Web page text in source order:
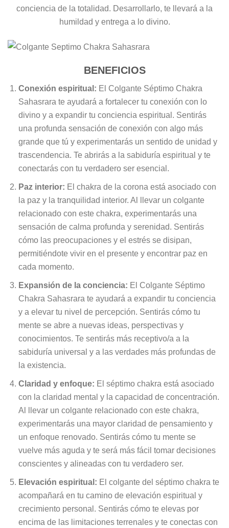
conciencia de la totalidad. Desarrollarlo, te llevará a la
humildad y entrega a lo divino.
BENEFICIOS
Conexión espiritual: El Colgante Séptimo Chakra
Sahasrara te ayudará a fortalecer tu conexión con lo
divino y a expandir tu conciencia espiritual. Sentirás
una profunda sensación de conexión con algo más
grande que tú y experimentarás un sentido de unidad y
trascendencia. Te abrirás a la sabiduría espiritual y te
conectarás con tu verdadero ser esencial.
Paz interior: El chakra de la corona está asociado con
la paz y la tranquilidad interior. Al llevar un colgante
relacionado con este chakra, experimentarás una
sensación de calma profunda y serenidad. Sentirás
cómo las preocupaciones y el estrés se disipan,
permitiéndote vivir en el presente y encontrar paz en
cada momento.
Expansión de la conciencia: El Colgante Séptimo
Chakra Sahasrara te ayudará a expandir tu conciencia
y a elevar tu nivel de percepción. Sentirás cómo tu
mente se abre a nuevas ideas, perspectivas y
conocimientos. Te sentirás más receptivo/a a la
sabiduría universal y a las verdades más profundas de
la existencia.
Claridad y enfoque: El séptimo chakra está asociado
con la claridad mental y la capacidad de concentración.
Al llevar un colgante relacionado con este chakra,
experimentarás una mayor claridad de pensamiento y
un enfoque renovado. Sentirás cómo tu mente se
vuelve más aguda y te será más fácil tomar decisiones
conscientes y alineadas con tu verdadero ser.
Elevación espiritual: El colgante del séptimo chakra te
acompañará en tu camino de elevación espiritual y
crecimiento personal. Sentirás cómo te elevas por
encima de las limitaciones terrenales y te conectas con